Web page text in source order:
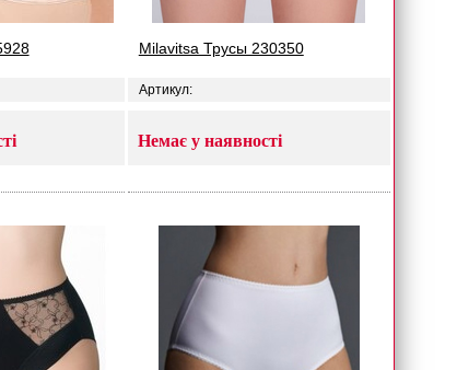
Milavitsa Трусы 230350
Артикул:
Немає у наявності